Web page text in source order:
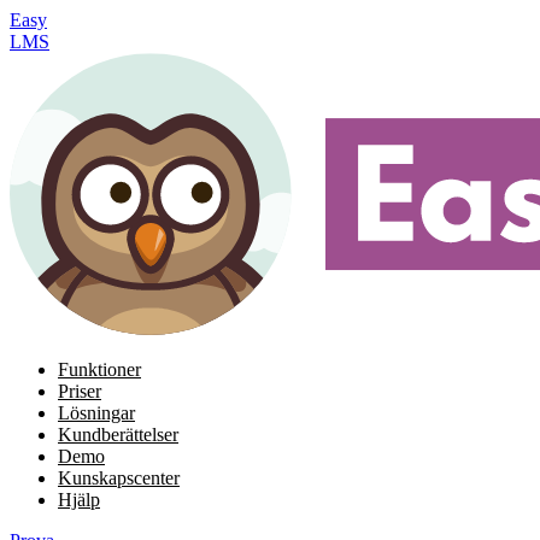
Easy
LMS
Funktioner
Priser
Lösningar
Kundberättelser
Demo
Kunskapscenter
Hjälp